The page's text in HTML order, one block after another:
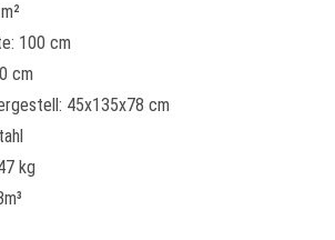
100 cm
cm
45x135x78 cm
kg